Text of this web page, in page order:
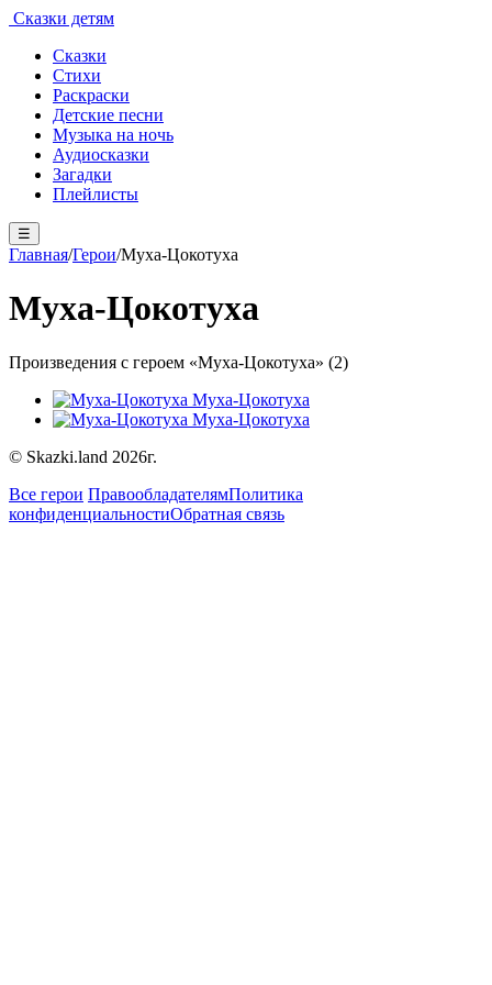
Сказки детям
Сказки
Стихи
Раскраски
Детские песни
Музыка на ночь
Аудиосказки
Загадки
Плейлисты
☰
Главная/Герои/Муха-Цокотуха
Муха-Цокотуха
Произведения с героем «Муха-Цокотуха» (2)
Муха-Цокотуха
Муха-Цокотуха
© Skazki.land 2026г.
Все герои ПравообладателямПолитика
конфиденциальностиОбратная связь